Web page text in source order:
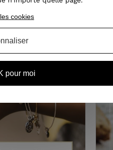
pour moi
cookies